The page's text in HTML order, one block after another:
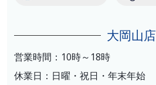
大岡山店
営業時間：10時～18時
休業日：日曜・祝日・年末年始